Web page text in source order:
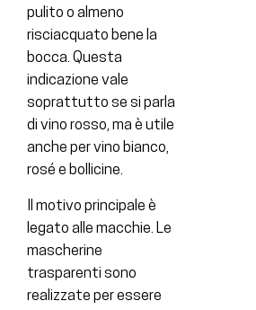
pulito o almeno
risciacquato bene la
bocca. Questa
indicazione vale
soprattutto se si parla
di vino rosso, ma è utile
anche per vino bianco,
rosé e bollicine.
Il motivo principale è
legato alle macchie. Le
mascherine
trasparenti sono
realizzate per essere